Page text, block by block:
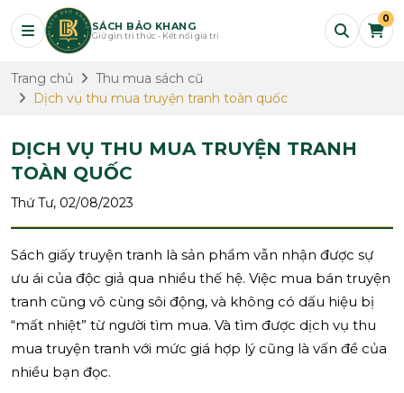
SÁCH BẢO KHANG
Giữ gìn tri thức - Kết nối giá trị
0
Trang chủ
Thu mua sách cũ
Dịch vụ thu mua truyện tranh toàn quốc
DỊCH VỤ THU MUA TRUYỆN TRANH
TOÀN QUỐC
Thứ Tư, 02/08/2023
Sách giấy truyện tranh là sản phẩm vẫn nhận được sự
ưu ái của độc giả qua nhiều thế hệ. Việc mua bán truyện
tranh cũng vô cùng sôi động, và không có dấu hiệu bị
“mất nhiệt” từ người tìm mua. Và tìm được dịch vụ thu
mua truyện tranh với mức giá hợp lý cũng là vấn đề của
nhiều bạn đọc.